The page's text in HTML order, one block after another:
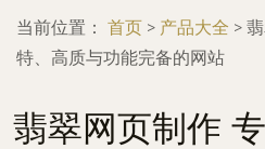
当前位置： 首页 > 产品大全 >
特、高质与功能完备的网站
翡翠网页制作